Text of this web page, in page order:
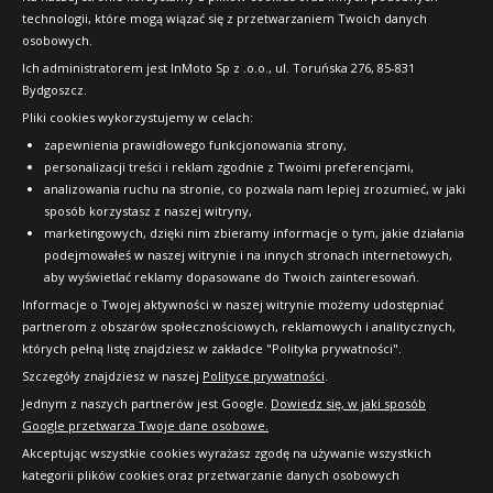
technologii, które mogą wiązać się z przetwarzaniem Twoich danych
osobowych.
Ich administratorem jest InMoto Sp z .o.o., ul. Toruńska 276, 85-831
Bydgoszcz.
Pliki cookies wykorzystujemy w celach:
zapewnienia prawidłowego funkcjonowania strony,
personalizacji treści i reklam zgodnie z Twoimi preferencjami,
analizowania ruchu na stronie, co pozwala nam lepiej zrozumieć, w jaki
sposób korzystasz z naszej witryny,
marketingowych, dzięki nim zbieramy informacje o tym, jakie działania
podejmowałeś w naszej witrynie i na innych stronach internetowych,
aby wyświetlać reklamy dopasowane do Twoich zainteresowań.
Informacje o Twojej aktywności w naszej witrynie możemy udostępniać
partnerom z obszarów społecznościowych, reklamowych i analitycznych,
których pełną listę znajdziesz w zakładce "Polityka prywatności".
Szczegóły znajdziesz w naszej Polityce prywatności.
Jednym z naszych partnerów jest Google. Dowiedz się, w jaki sposób
Google przetwarza Twoje dane osobowe.
Akceptując wszystkie cookies wyrażasz zgodę na używanie wszystkich
kategorii plików cookies oraz przetwarzanie danych osobowych
Raty
FAQ
OFICJALNY PARTNER